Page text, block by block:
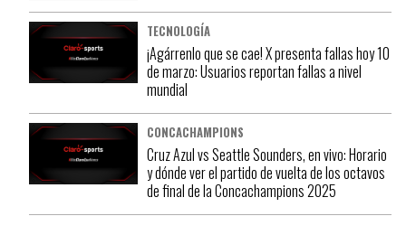
TECNOLOGÍA
¡Agárrenlo que se cae! X presenta fallas hoy 10
de marzo: Usuarios reportan fallas a nivel
mundial
CONCACHAMPIONS
Cruz Azul vs Seattle Sounders, en vivo: Horario
y dónde ver el partido de vuelta de los octavos
de final de la Concachampions 2025